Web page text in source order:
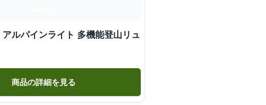
ルパインライト 多機能登山リュ
商品の詳細を見る